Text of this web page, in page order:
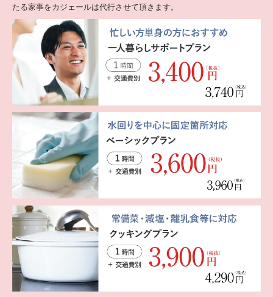
たる家事をカジェールは代行させて頂きます。